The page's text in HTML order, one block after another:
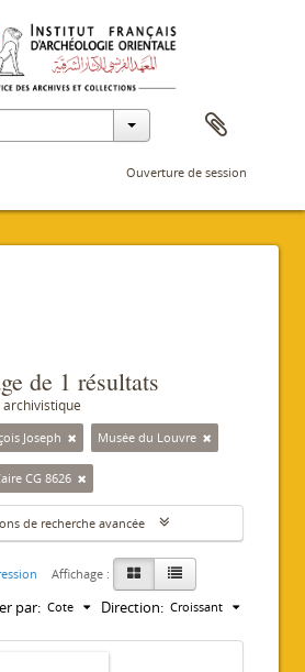
Ouverture de session
de 1 résultats
Joseph Musée du Louvre
CG 8626
de recherche avancée
Affichage :
par: Cote Direction: Croissant